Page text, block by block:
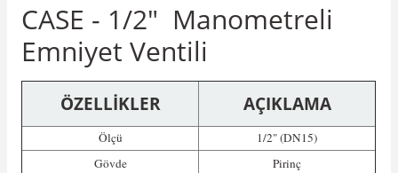
CASE - 1/2" Manometreli
Emniyet Ventili
ÖZELLİKLER AÇIKLAMA
Ölçü
1/2" (DN15)
Gövde
Pirinç